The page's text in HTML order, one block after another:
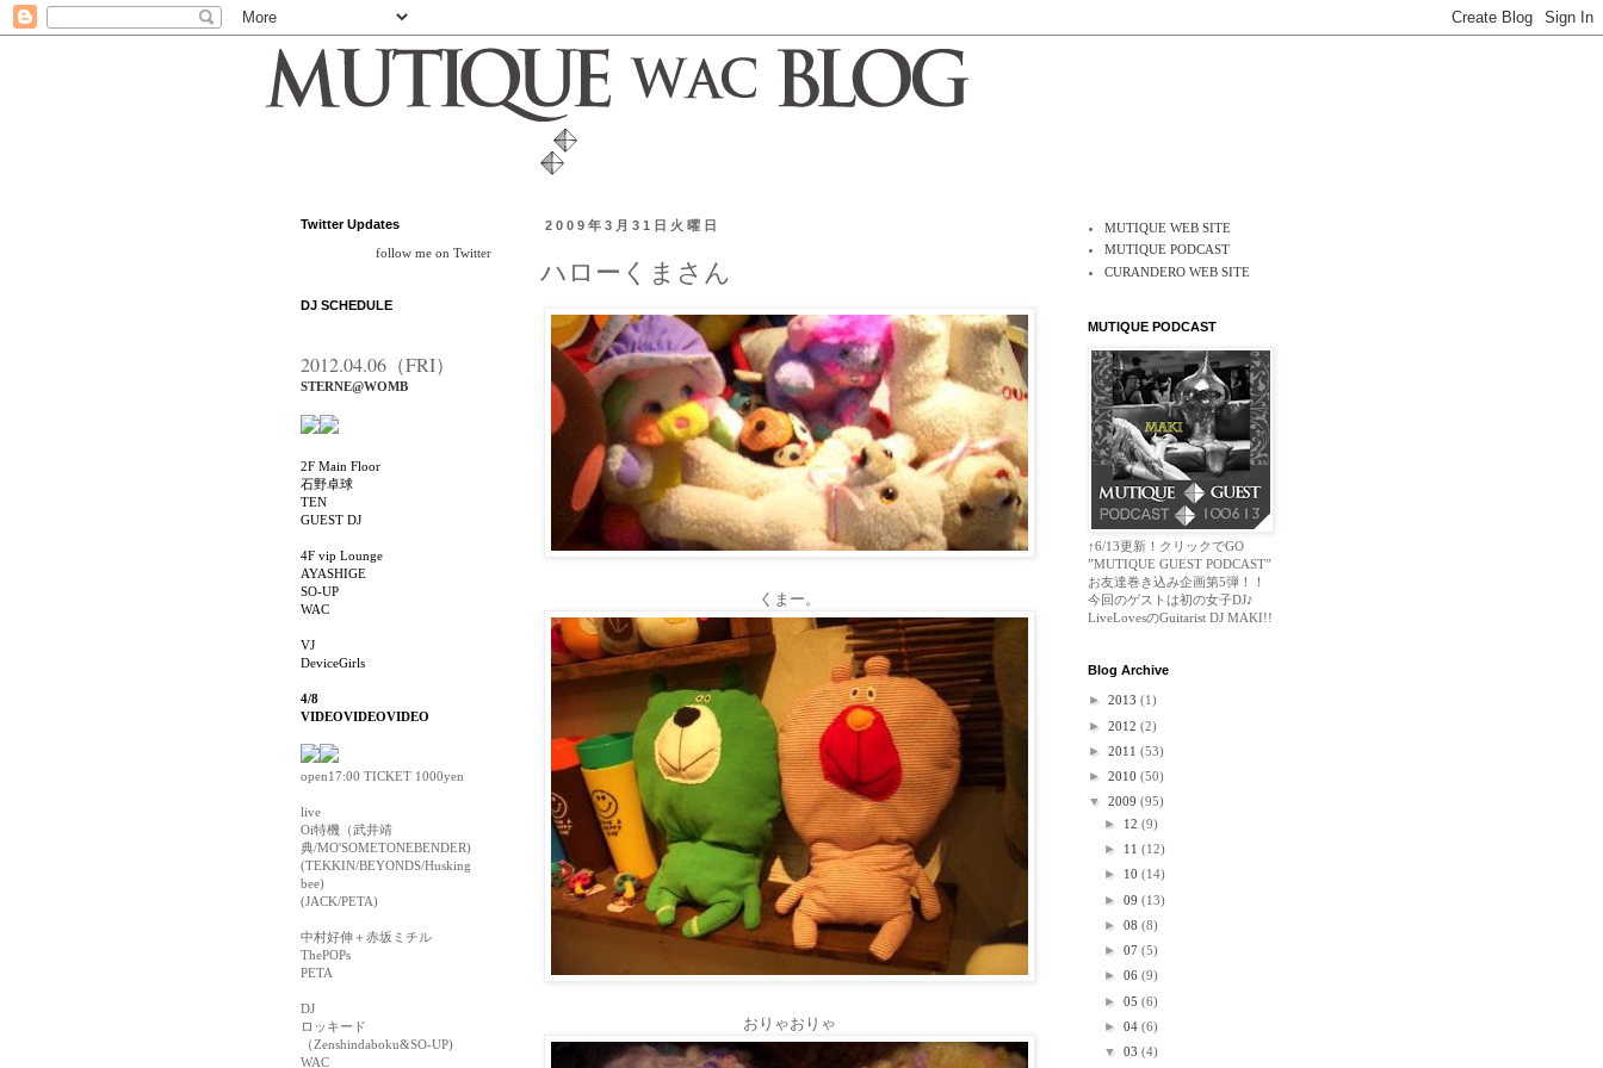
2009年3月31日火曜日
ハローくまさん
くまー。
おりゃおりゃ
Twitter Updates
follow me on Twitter
DJ SCHEDULE
2012.04.06（FRI）
STERNE@WOMB
2F Main Floor
石野卓球
TEN
GUEST DJ
4F vip Lounge
AYASHIGE
SO-UP
WAC
VJ
DeviceGirls
4/8
VIDEOVIDEOVIDEO
open17:00 TICKET 1000yen
live
Oi特機（武井靖
典/MO'SOMETONEBENDER)
(TEKKIN/BEYONDS/Husking
bee)
(JACK/PETA)
中村好伸＋赤坂ミチル
ThePOPs
PETA
DJ
ロッキード
（Zenshindaboku&SO-UP)
WAC
MUTIQUE WEB SITE
MUTIQUE PODCAST
CURANDERO WEB SITE
MUTIQUE PODCAST
↑6/13更新！クリックでGO
”MUTIQUE GUEST PODCAST”
お友達巻き込み企画第5弾！！
今回のゲストは初の女子DJ♪
LiveLovesのGuitarist DJ MAKI!!
Blog Archive
► 2013 (1)
► 2012 (2)
► 2011 (53)
► 2010 (50)
▼ 2009 (95)
► 12(9)
► 11(12)
► 10(14)
►09(13)
►08(8)
►07(5)
►06(9)
►05(6)
►04(6)
▼03(4)